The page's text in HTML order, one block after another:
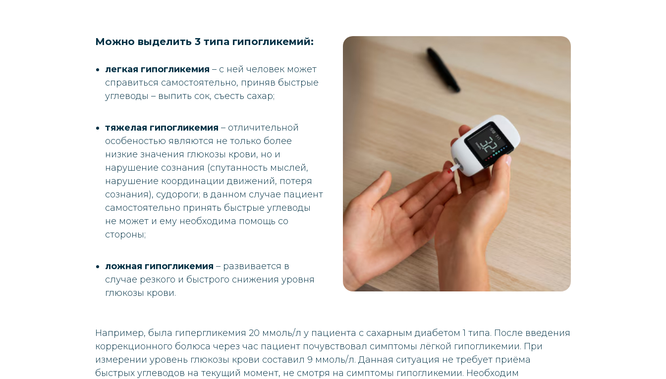
Можно выделить 3 типа гипогликемий:
легкая гипогликемия – с ней человек может
справиться самостоятельно, приняв быстрые
углеводы – выпить сок, съесть сахар;
тяжелая гипогликемия – отличительной
особеностью являются не только более
низкие значения глюкозы крови, но и
нарушение сознания (спутанность мыслей,
нарушение координации движений, потеря
сознания), судороги; в данном случае пациент
самостоятельно принять быстрые углеводы
не может и ему необходима помощь со
стороны;
ложная гипогликемия – развивается в
случае резкого и быстрого снижения уровня
глюкозы крови.
Например, была гипергликемия 20 ммоль/л у пациента с сахарным диабетом 1 типа. После введения
коррекционного болюса через час пациент почувствовал симптомы лёгкой гипогликемии. При
измерении уровень глюкозы крови составил 9 ммоль/л. Данная ситуация не требует приёма
быстрых углеводов на текущий момент, не смотря на симптомы гипогликемии. Необходим